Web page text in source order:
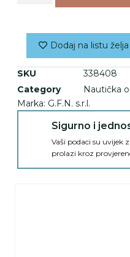
Dodaj na listu želja
SKU
338408
Category
Nautička
Marka: G.F.N. s.r.l.
Sigurno i
Vaši podaci su uvijek
prolazi kroz